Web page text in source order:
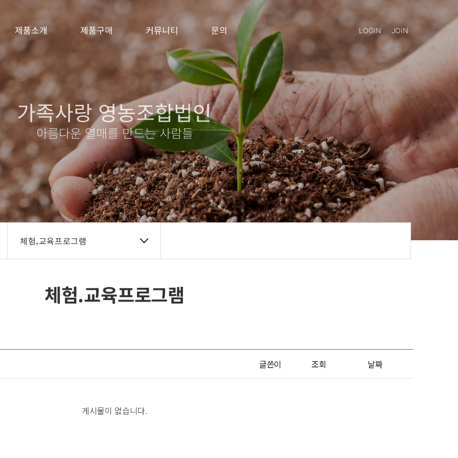
제품소개 제품구매 커뮤니티 문의 JOIN
LOGIN
가족사랑 영농조합법인
아름다운 열매를 만드는 사람들
체험.교육프로그램
체험.교육프로그램
글쓴이 조회 날짜
게시물이 없습니다.